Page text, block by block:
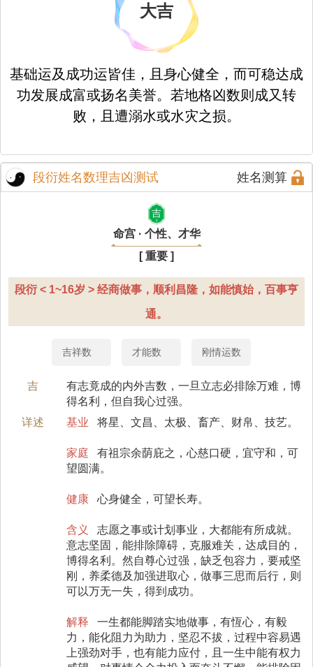
大吉
基础运及成功运皆佳，且身心健全，而可稳达成
功发展成富或扬名美誉。若地格凶数则成又转
败，且遭溺水或水灾之损。
段衍姓名数理吉凶测试 姓名测算
吉
命宫 · 个性、才华
[ 重要 ]
段衍 < 1~16岁 > 经商做事，顺利昌隆，如能慎始，百事亨
通。
吉祥数 才能数 刚情运数
吉
有志竟成的内外吉数，一旦立志必排除万难，博
得名利，但自我心过强。
详述
基业 将星、文昌、太极、畜产、财帛、技艺。
家庭
有祖宗余荫庇之，心慈口硬，宜守和，可
望圆满。
健康 心身健全，可望长寿。
含义
志愿之事或计划事业，大都能有所成就。
意志坚固，能排除障碍，克服难关，达成目的，
博得名利。然自尊心过强，缺乏包容力，要戒坚
刚，养柔德及加强进取心，做事三思而后行，则
可以万无一失，得到成功。
解释
一生都能脚踏实地做事，有恆心，有毅
力，能化阻力为助力，坚忍不拔，过程中容易遇
上强劲对手，也有能力应付，且一生中能有权力